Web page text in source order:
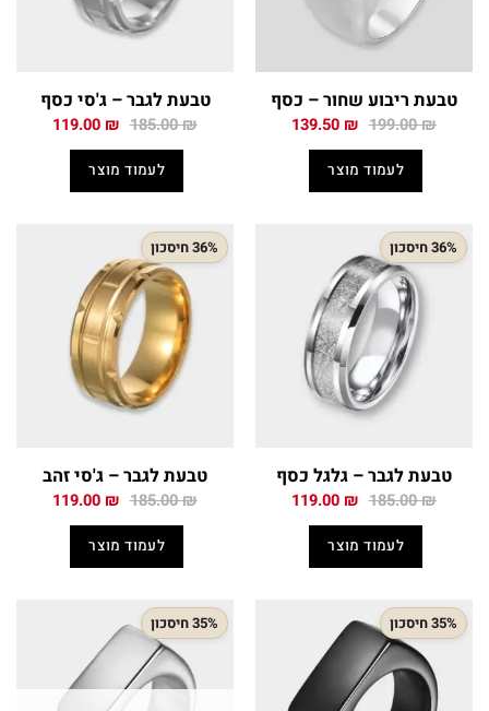
טבעת ריבוע שחור – כסף
199.00₪ המחיר
199.00 ₪.
139.50 ₪ המחיר
לעמוד מוצר
טבעת לגבר – ג'סי כסף
185.00₪ המחיר
185.00 ₪.
119.00 ₪ המחיר
לעמוד מוצר
36% חיסכון
טבעת לגבר – גלגל כסף
185.00₪ המחיר
185.00 ₪.
119.00 ₪ המחיר
לעמוד מוצר
36% חיסכון
טבעת לגבר – ג'סי זהב
185.00₪ המחיר
185.00 ₪.
119.00 ₪ המחיר
לעמוד מוצר
35% חיסכון 35% חיסכון